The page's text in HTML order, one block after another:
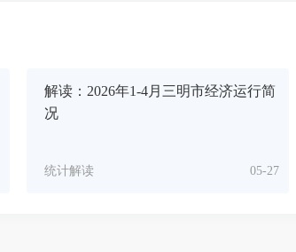
解读：2026年1-4月三明市经济运行简
况
05-27
统计解读